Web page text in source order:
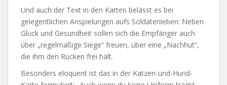
Und auch der Text in den Karten belässt es bei
gelegentlichen Anspielungen aufs Soldatenleben: Neben
Glück und Gesundheit sollen sich die Empfänger auch
über „regelmäßige Siege“ freuen, über eine „Nachhut“,
die ihm den Rücken frei hält.
Besonders eloquent ist das in der Katzen-und-Hund-